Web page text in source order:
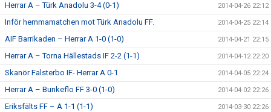
Herrar A – Türk Anadolu 3-4 (0-1) 2014-04-26 22:12
Inför hemmamatchen mot Türk Anadolu FF. 2014-04-25 22:14
AIF Barrikaden – Herrar A 1-0 (1-0) 2014-04-21 22:15
Herrar A – Torna Hällestads IF 2-2 (1-1) 2014-04-12 22:20
Skanör Falsterbo IF- Herrar A 0-1 2014-04-05 22:24
Herrar A – Bunkeflo FF 3-0 (1-0) 2014-04-02 22:26
Eriksfälts FF – A 1-1 (1-1) 2014-03-30 22:26